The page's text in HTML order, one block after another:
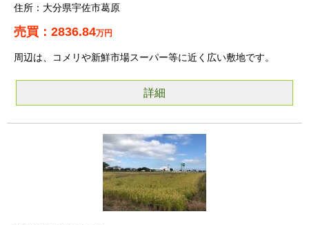
大分県宇佐市葛原
2836.84万円
周辺は、コメリや新鮮市場スーパー等に近く広い敷地です。
詳細